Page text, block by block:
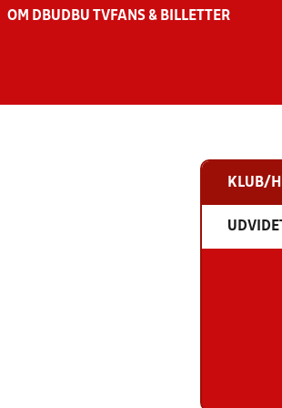
OM DBU DBU TV FANS & BILLETTER
KLUB/